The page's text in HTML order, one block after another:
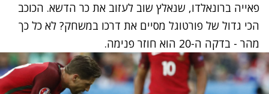
פאייה ברונאלדו, שנאלץ שוב לעזוב את כר הדשא. הכוכב
הכי גדול של פורטוגל מסיים את דרכו במשחק? לא כל כך
מהר - בדקה ה-20 הוא חוזר פנימה.